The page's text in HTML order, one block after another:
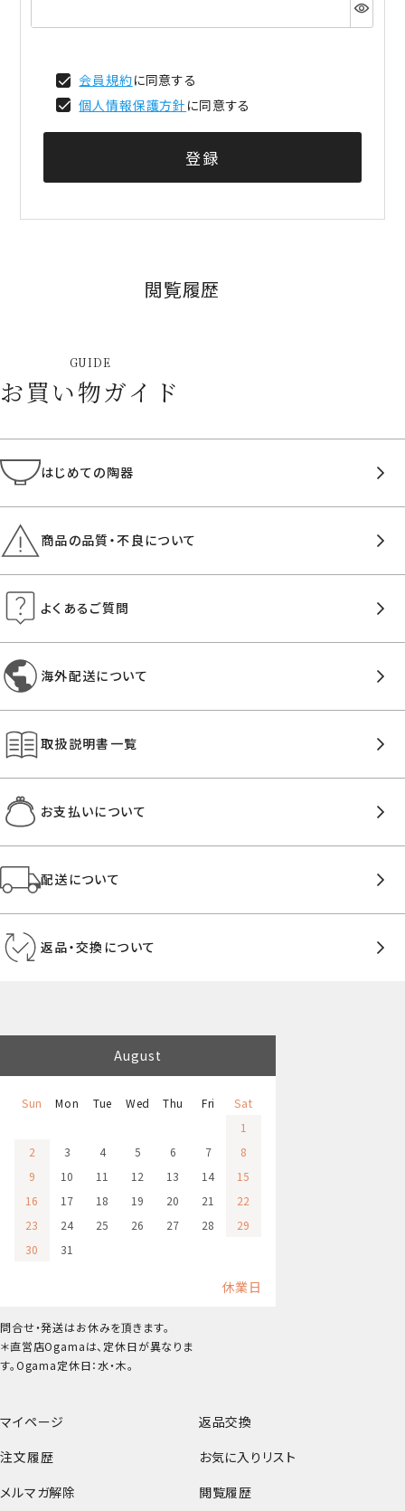
須)
会員規約に同意する
個人情報保護方針 に同意する
登録
閲覧履歴
GUIDE
お買い物ガイド
はじめての陶器
商品の品質・不良について
よくあるご質問
海外配送について
取扱説明書一覧
お支払いについて
配送について
返品・交換について
マイページ
返品交換
注文履歴
お気に入りリスト
メルマガ解除
閲覧履歴
August
Sun Mon Tue Wed Thu Fri
Sat
1
2
3 4 5 6 7
8
9
10 11 12 13 14
15
16
17 18 19 20 21
22
23
24 25 26 27 28
29
30
31
休業日
問合せ・発送はお休みを頂きます。
＊直営店Ogamaは、定休日が異なりま
す。Ogama定休日：水・木。